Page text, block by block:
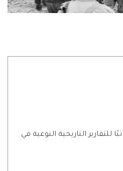
للتقارير التاريخية النوعية في